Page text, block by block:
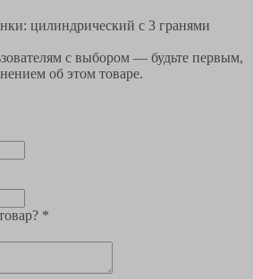
цилиндрический с 3 гранями
с выбором — будьте первым,
об этом товаре.
*